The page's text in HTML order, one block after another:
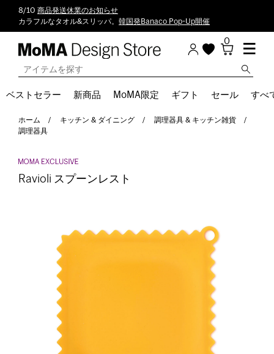
8/10 商品発送休業のお知らせ
カラフルなタオル&スリッパ。 韓国発Banaco Pop-Up開催
0
ベストセラー 新商品 MoMA限定 ギフト セール すべ
ホーム キッチン & ダイニング
調理器具 & キッチン雑貨
調理器具
Ravioli スプーンレスト